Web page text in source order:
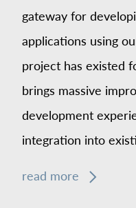
gateway for
applications using
project has existed
brings massive
development
integration into
read more